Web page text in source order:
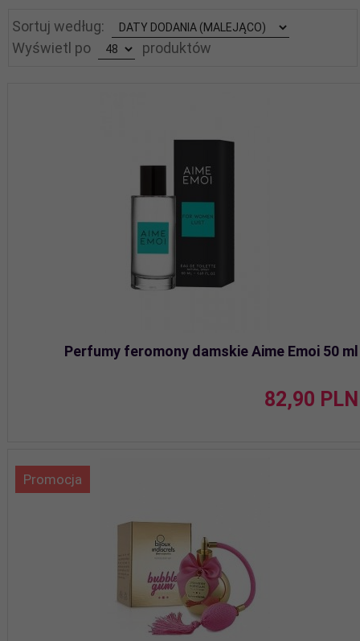
Sortuj według:
sort
Wyświetl po
pop produktów
Perfumy feromony damskie Aime Emoi 50 ml
82,90 PLN
Promocja